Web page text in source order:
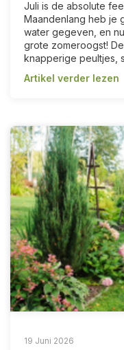
Juli is de absolute
Maandenlang heb je
water gegeven, en
grote zomeroogst!
knapperige peultjes,
Artikel verder lezen
19 Juni 2026